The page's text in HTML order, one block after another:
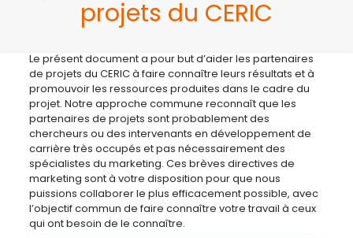
projets du CERIC
Le présent document a pour but d’aider les partenaires
de projets du CERIC à faire connaître leurs résultats et à
promouvoir les ressources produites dans le cadre du
projet. Notre approche commune reconnaît que les
partenaires de projets sont probablement des
chercheurs ou des intervenants en développement de
carrière très occupés et pas nécessairement des
spécialistes du marketing. Ces brèves directives de
marketing sont à votre disposition pour que nous
puissions collaborer le plus efficacement possible, avec
l’objectif commun de faire connaître votre travail à ceux
qui ont besoin de le connaître.